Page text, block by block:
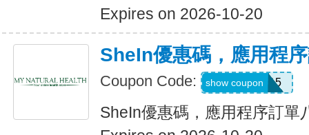
Expires on 2026-10-20
SheIn優惠碼，應用程
Coupon Code: APP15
show coupon
SheIn優惠碼，應用程序訂單